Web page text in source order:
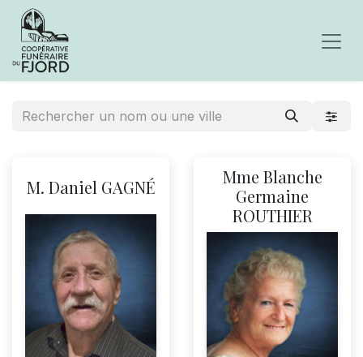
M. Daniel GAGNÉ
Mme Blanche
Germaine
ROUTHIER